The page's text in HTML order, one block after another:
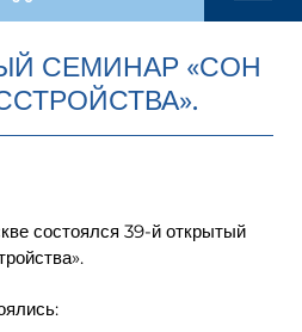
СЕМИНАР «СОН
состоялся 39-й открытый